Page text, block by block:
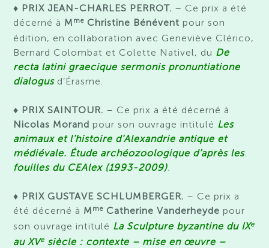
♦ PRIX JEAN-CHARLES PERROT. – Ce prix a été
décerné à M me Christine Bénévent pour son
édition, en collaboration avec Geneviève Clérico,
Bernard Colombat et Colette Nativel, du De
recta latini graecique sermonis pronuntiatione
dialogus d’Érasme.
♦ PRIX SAINTOUR. – Ce prix a été décerné à
Nicolas Morand pour son ouvrage intitulé Les
animaux et l’histoire d’Alexandrie antique et
médiévale. Étude archéozoologique d’après les
fouilles du CEAlex (1993-2009).
♦ PRIX GUSTAVE SCHLUMBERGER. – Ce prix a
été décerné à M me Catherine Vanderheyde pour
son ouvrage intitulé La Sculpture byzantine du IXe
au XVe siècle : contexte – mise en œuvre –